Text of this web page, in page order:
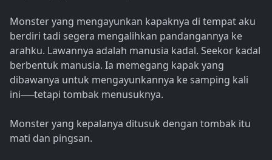
Monster yang mengayunkan kapaknya di tempat aku
berdiri tadi segera mengalihkan pandangannya ke
arahku. Lawannya adalah manusia kadal. Seekor kadal
berbentuk manusia. Ia memegang kapak yang
dibawanya untuk mengayunkannya ke samping kali
ini──tetapi tombak menusuknya.
Monster yang kepalanya ditusuk dengan tombak itu
mati dan pingsan.